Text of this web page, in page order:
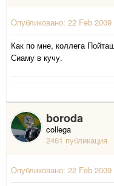
Опубликовано: 22 Feb 2009
Как по мне, коллега
Сиаму в кучу.
boroda
collega
2461 публикация
Опубликовано: 22 Feb 2009